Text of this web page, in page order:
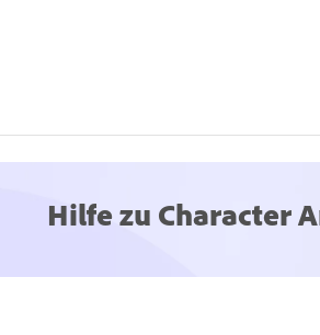
Hilfe zu Character